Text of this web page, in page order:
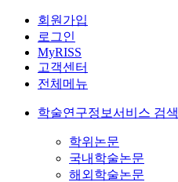
회원가입
로그인
MyRISS
고객센터
전체메뉴
학술연구정보서비스 검색
학위논문
국내학술논문
해외학술논문